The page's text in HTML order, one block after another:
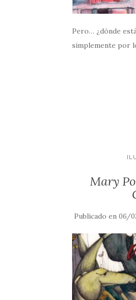
Pero… ¿dónde
simplemente por
Mary
Publicado en06/